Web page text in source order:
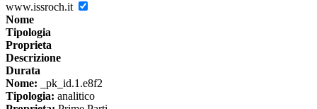
www.issroch.it
Nome
Tipologia
Proprieta
Descrizione
Durata
Nome: _pk_id.1.e8f2
Tipologia: analitico